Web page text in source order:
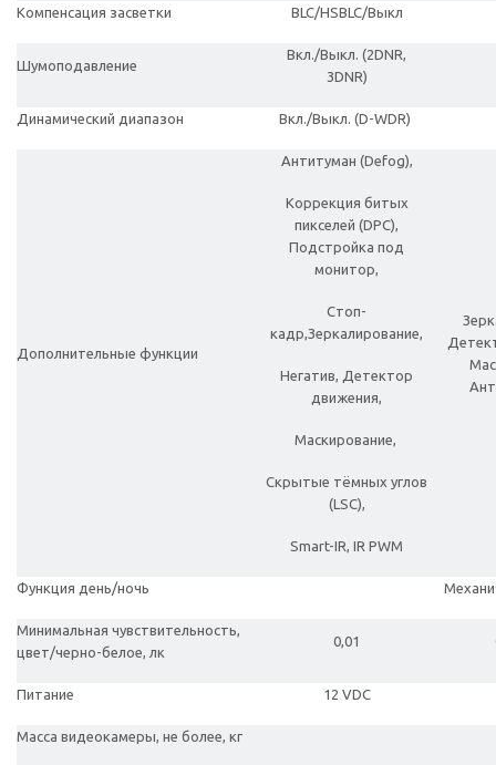
Компенсация засветки BLC/HSBLC/Выкл
Шумоподавление
Вкл./Выкл. (2DNR,
3DNR)
Динамический диапазон Вкл./Выкл. (D-WDR)
Дополнительные функции
Антитуман (Defog),
Коррекция битых
пикселей (DPC),
Подстройка под
монитор,
Стоп-
кадр,Зеркалирование,
Негатив, Детектор
движения,
Маскирование,
Скрытые тёмных углов
(LSC),
Smart-IR, IR PWM
Функция день/ночь
Минимальная чувствительность,
цвет/черно-белое, лк
0,01
Питание 12 VDC
Масса видеокамеры, не более, кг